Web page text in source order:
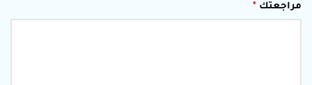
مراجعتك *